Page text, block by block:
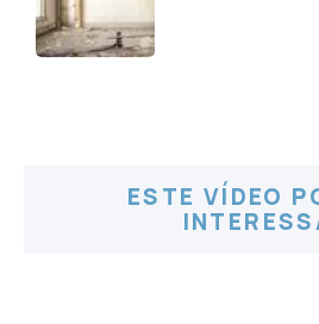
ESTE VÍDEO